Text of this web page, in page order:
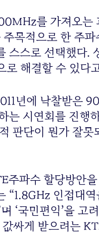
를 가져오는
목적으로 한 주
스로 선택했다.
로 해결할 수 있다
년에 낙찰받은
는 시연회를 진
판단이 뭔가 잘못
주파수 할당방안
인접대
‘국민편익’을
싸게 받으려는